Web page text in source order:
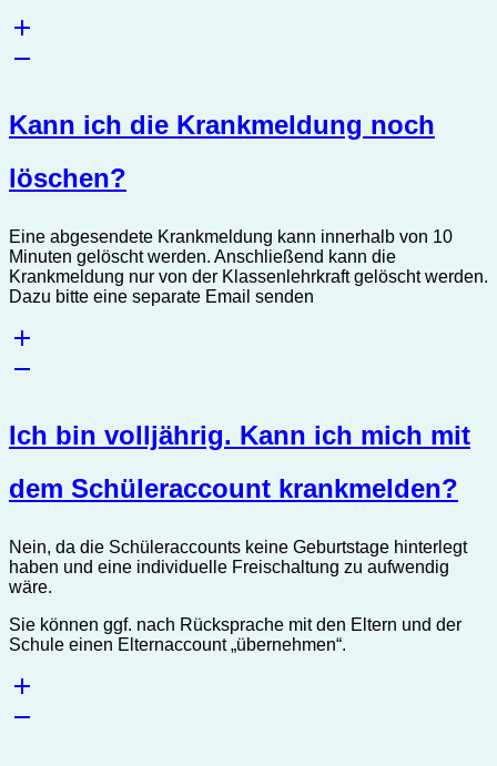
Kann ich die Krankmeldung noch
löschen?
Eine abgesendete Krankmeldung kann innerhalb von 10
Minuten gelöscht werden. Anschließend kann die
Krankmeldung nur von der Klassenlehrkraft gelöscht werden.
Dazu bitte eine separate Email senden
Ich bin volljährig. Kann ich mich mit
dem Schüleraccount krankmelden?
Nein, da die Schüleraccounts keine Geburtstage hinterlegt
haben und eine individuelle Freischaltung zu aufwendig
wäre.
Sie können ggf. nach Rücksprache mit den Eltern und der
Schule einen Elternaccount „übernehmen“.